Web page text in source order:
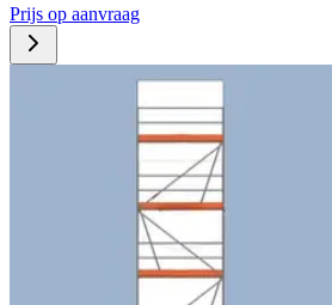
Prijs op aanvraag